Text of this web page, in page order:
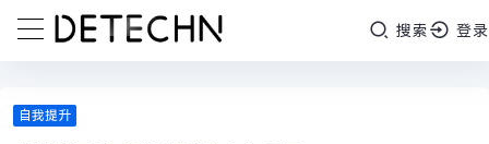
搜索 登录
自我提升